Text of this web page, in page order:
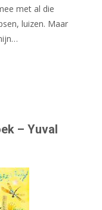
met al die
luizen. Maar
– Yuval